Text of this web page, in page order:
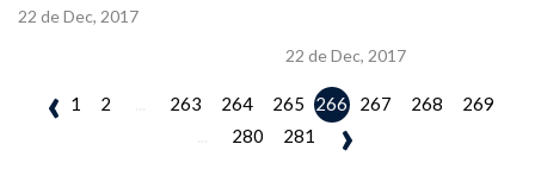
22 de Dec, 2017
22 de Dec, 2017
‹ 1 2 263 264 265 266 267 268
269
280 281 ›